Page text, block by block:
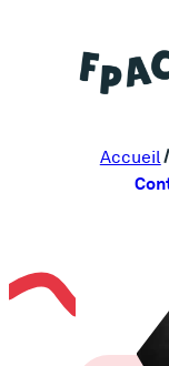
Accueil